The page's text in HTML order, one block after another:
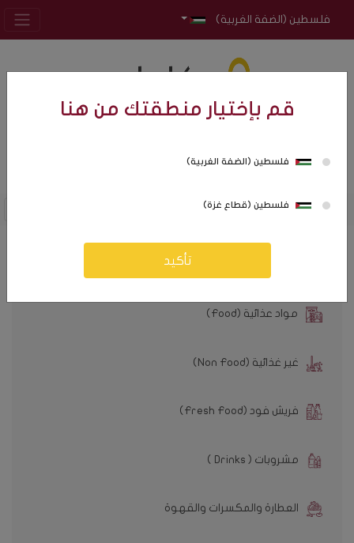
فلسطين (الضفة الغربية)
0
0
قم بإختيار منطقتك من هنا
فلسطين (الضفة الغربية)
فلسطين (قطاع غزة)
تأكيد
كافة التصنيفات
مواد عذائية (Food)
غير غذائية (Non Food)
فريش فود (Fresh Food)
مشروبات ( Drinks )
العطارة والمكسرات والقهوة